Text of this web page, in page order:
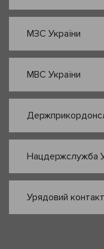
МЗС України
МВС України
Нацдержслужба
Урядовий